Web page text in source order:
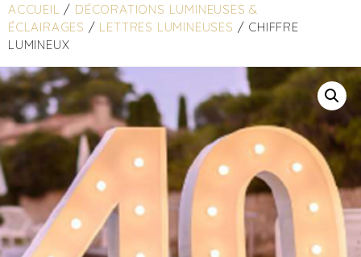
ACCUEIL / DÉCORATIONS LUMINEUSES &
ÉCLAIRAGES / LETTRES LUMINEUSES / CHIFFRE
LUMINEUX